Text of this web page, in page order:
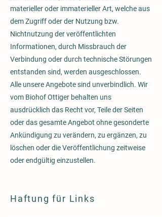
materieller oder immaterieller Art, welche aus
dem Zugriff oder der Nutzung bzw.
Nichtnutzung der veröffentlichten
Informationen, durch Missbrauch der
Verbindung oder durch technische Störungen
entstanden sind, werden ausgeschlossen.
Alle unsere Angebote sind unverbindlich. Wir
vom Biohof Ottiger behalten uns
ausdrücklich das Recht vor, Teile der Seiten
oder das gesamte Angebot ohne gesonderte
Ankündigung zu verändern, zu ergänzen, zu
löschen oder die Veröffentlichung zeitweise
oder endgültig einzustellen.
Haftung für Links